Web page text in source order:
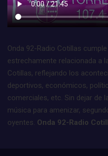
Onda 92-Radio Cotillas
estrechamente relacionada a
Cotillas, reflejando los
deportivos, económicos,
comerciales, etc. Sin dejar de
música para amenizar,
oyentes. Onda 92-Radio